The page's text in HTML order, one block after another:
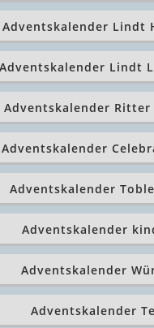
Adventskalender Lindt
Adventskalender Lindt
Adventskalender Ritter
Adventskalender
Adventskalender
Adventskalender
Adventskalender
Adventskalender